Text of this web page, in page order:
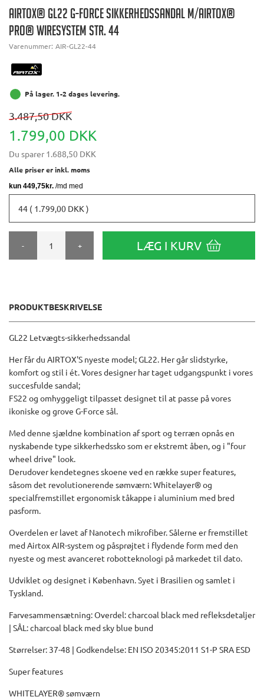
AIRTOX® GL22 G-FORCE SIKKERHEDSSANDAL M/AIRTOX®
PRO® WIRESYSTEM STR. 44
Varenummer: AIR-GL22-44
På lager. 1-2 dages levering.
3.487,50 DKK
1.799,00 DKK
Du sparer 1.688,50 DKK
Alle priser er inkl. moms
44 ( 1.799,00 DKK )
- + LÆG I KURV
PRODUKTBESKRIVELSE
GL22 Letvægts-sikkerhedssandal
Her får du AIRTOX'S nyeste model; GL22. Her går slidstyrke,
komfort og stil i ét. Vores designer har taget udgangspunkt i vores
succesfulde sandal;
FS22 og omhyggeligt tilpasset designet til at passe på vores
ikoniske og grove G-Force sål.
Med denne sjældne kombination af sport og terræn opnås en
nyskabende type sikkerhedssko som er ekstremt åben, og i "four
wheel drive" look.
Derudover kendetegnes skoene ved en række super features,
såsom det revolutionerende sømværn: Whitelayer® og
specialfremstillet ergonomisk tåkappe i aluminium med bred
pasform.
Overdelen er lavet af Nanotech mikrofiber. Sålerne er fremstillet
med Airtox AIR-system og påsprøjtet i flydende form med den
nyeste og mest avanceret robotteknologi på markedet til dato.
Udviklet og designet i København. Syet i Brasilien og samlet i
Tyskland.
Farvesammensætning: Overdel: charcoal black med refleksdetaljer
| SÅL: charcoal black med sky blue bund
Størrelser: 37-48 | Godkendelse: EN ISO 20345:2011 S1-P SRA ESD
Super features
WHITELAYER® sømværn